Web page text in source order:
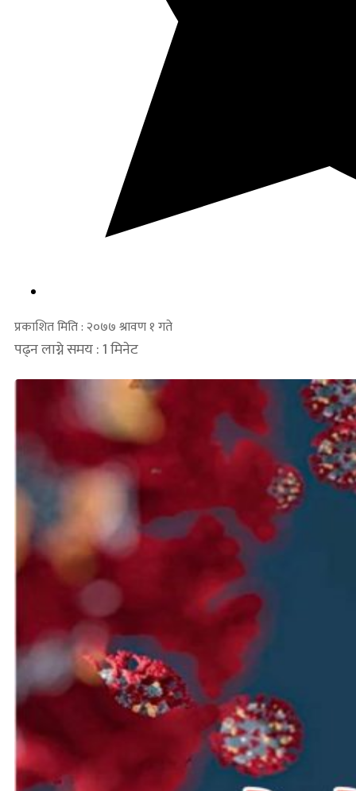
प्रकाशित मिति : २०७७ श्रावण १ गते
पढ्न लाग्ने समय : 1 मिनेट